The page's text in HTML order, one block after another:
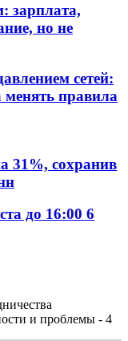
зарплата,
но не
сетей:
правила
31%, сохранив
до 16:00 6
и проблемы - 4